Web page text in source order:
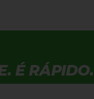
É RÁPIDO.